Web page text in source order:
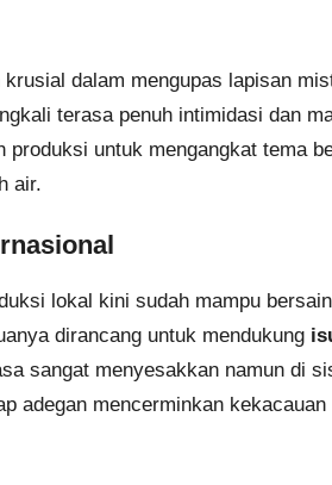
dalam mengupas lapisan
terasa penuh intimidasi dan
untuk mengangkat tema
air.
lokal kini sudah mampu
dirancang untuk mendukung
sangat menyesakkan namun di
adegan mencerminkan